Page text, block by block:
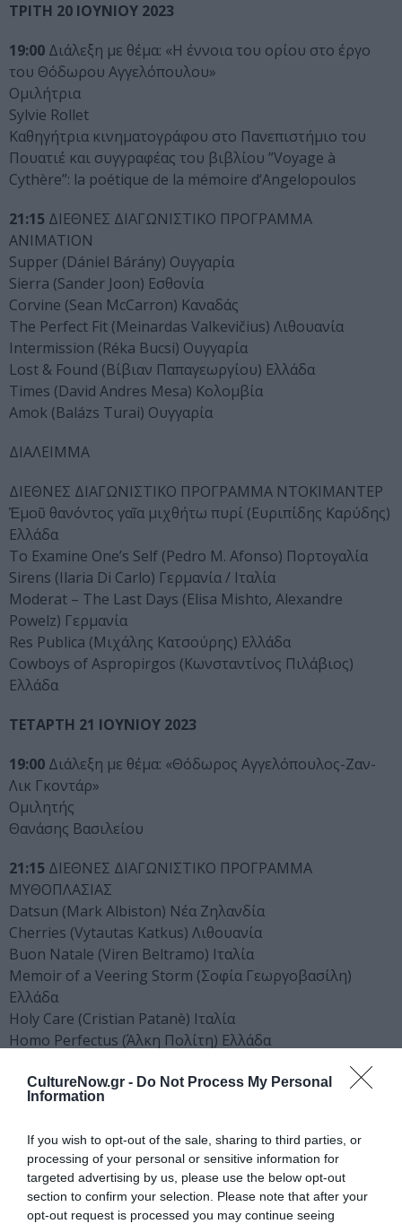
CultureNow.gr - Do Not Process My Personal
Information
If you wish to opt-out of the sale, sharing to third parties, or
processing of your personal or sensitive information for
targeted advertising by us, please use the below opt-out
section to confirm your selection. Please note that after your
opt-out request is processed you may continue seeing
ΤΡΙΤΗ 20 ΙΟΥΝΙΟΥ 2023
19:00 Διάλεξη με θέμα: «Η έννοια του ορίου στο έργο
του Θόδωρου Αγγελόπουλου»
Ομιλήτρια
Sylvie Rollet
Kαθηγήτρια κινηματογράφου στο Πανεπιστήμιο του
Πουατιέ και συγγραφέας του βιβλίου ”Voyage à
Cythère”: la poétique de la mémoire d‘Angelopoulos
21:15 ΔΙΕΘΝΕΣ ΔΙΑΓΩΝΙΣΤΙΚΟ ΠΡΟΓΡΑΜΜΑ
ANIMATION
Supper (Dániel Bárány) Ουγγαρία
Sierra (Sander Joon) Εσθονία
Corvine (Sean McCarron) Καναδάς
The Perfect Fit (Meinardas Valkevičius) Λιθουανία
Intermission (Réka Bucsi) Ουγγαρία
Lost & Found (Βίβιαν Παπαγεωργίου) Ελλάδα
Times (David Andres Mesa) Κολομβία
Amok (Balázs Turai) Ουγγαρία
ΔΙΑΛΕΙΜΜΑ
ΔΙΕΘΝΕΣ ΔΙΑΓΩΝΙΣΤΙΚΟ ΠΡΟΓΡΑΜΜΑ ΝΤΟΚΙΜΑΝΤΕΡ
Ἐμοῦ θανόντος γαῖα μιχθήτω πυρί (Ευριπίδης Καρύδης)
Ελλάδα
To Examine One’s Self (Pedro M. Afonso) Πορτογαλία
Sirens (Ilaria Di Carlo) Γερμανία / Ιταλία
Moderat – The Last Days (Elisa Mishto, Alexandre
Powelz) Γερμανία
Res Publica (Μιχάλης Κατσούρης) Ελλάδα
Cowboys of Aspropirgos (Κωνσταντίνος Πιλάβιος)
Ελλάδα
ΤΕΤΑΡΤΗ 21 ΙΟΥΝΙΟΥ 2023
19:00 Διάλεξη με θέμα: «Θόδωρος Αγγελόπουλος-Ζαν-
Λικ Γκοντάρ»
Ομιλητής
Θανάσης Βασιλείου
21:15 ΔΙΕΘΝΕΣ ΔΙΑΓΩΝΙΣΤΙΚΟ ΠΡΟΓΡΑΜΜΑ
ΜΥΘΟΠΛΑΣΙΑΣ
Datsun (Mark Albiston) Νέα Ζηλανδία
Cherries (Vytautas Katkus) Λιθουανία
Buon Natale (Viren Beltramo) Ιταλία
Memoir of a Veering Storm (Σοφία Γεωργοβασίλη)
Ελλάδα
Holy Care (Cristian Patanè) Ιταλία
Homo Perfectus (Άλκη Πολίτη) Ελλάδα
ΔΙΑΛΕΙΜΜΑ
ΔΙΕΘΝΕΣ ΔΙΑΓΩΝΙΣΤΙΚΟ ΠΡΟΓΡΑΜΜΑ ΝΤΟΚΙΜΑΝΤΕΡ
You Can’t Automate Me (Katarina Jazbec) Ολλανδία
Under the Lake (Θανάσης Τρουμπούκης) Ελλάδα
INDIGENIUS LOCI (Βίκυ Μαρκολέφα) Ελλάδα